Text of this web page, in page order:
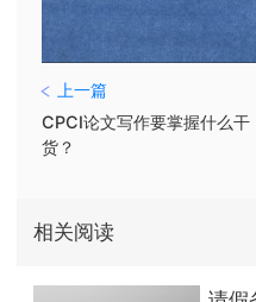
上一篇
CPCI论文写作要掌握什么干
货？
相关阅读